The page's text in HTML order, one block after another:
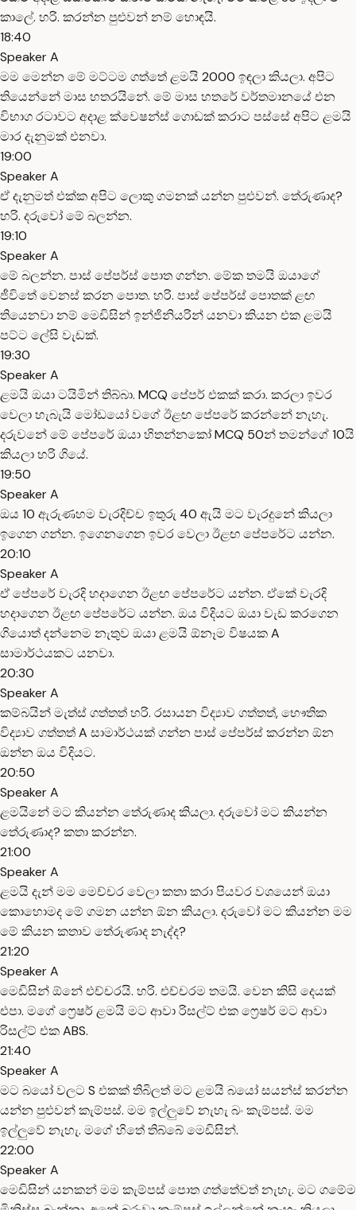
කාලේ. හරි. කරන්න පුළුවන් නම් හොඳයි.
18:40
Speaker A
මම මෙන්න මේ මට්ටම ගත්තේ ළමයි 2000 ඉඳලා කියලා. අපිට
තියෙන්නේ මාස හතරයිනේ. මේ මාස හතරේ වර්තමානයේ එන
විභාග රටාවට අදාළ ක්වෙෂන්ස් ගොඩක් කරාට පස්සේ අපිට ළමයි
මාර දැනුමක් එනවා.
19:00
Speaker A
ඒ දැනුමත් එක්ක අපිට ලොකු ගමනක් යන්න පුළුවන්. තේරුණාද?
හරි. දරුවෝ මේ බලන්න.
19:10
Speaker A
මේ බලන්න. පාස් පේපර්ස් පොත ගන්න. මේක තමයි ඔයාගේ
ජීවිතේ වෙනස් කරන පොත. හරි. පාස් පේපර්ස් පොතක් ළඟ
තියෙනවා නම් මෙඩිසින් ඉන්ජිනියරින් යනවා කියන එක ළමයි
පට්ට ලේසි වැඩක්.
19:30
Speaker A
ළමයි ඔයා ටයිමින් තිබ්බා. MCQ පේපර් එකක් කරා. කරලා ඉවර
වෙලා හැබැයි මෝඩයෝ වගේ ඊළඟ පේපරේ කරන්නේ නැහැ.
දරුවනේ මේ පේපරේ ඔයා හිතන්නකෝ MCQ 50න් තමන්ගේ 10යි
කියලා හරි ගියේ.
19:50
Speaker A
ඔය 10 ඇරුණහම වැරදිච්ච ඉතුරු 40 ඇයි මට වැරදුනේ කියලා
ඉගෙන ගන්න. ඉගෙනගෙන ඉවර වෙලා ඊළඟ පේපරේට යන්න.
20:10
Speaker A
ඒ පේපරේ වැරදි හදාගෙන ඊළඟ පේපරේට යන්න. ඒකේ වැරදි
හදාගෙන ඊළඟ පේපරේට යන්න. ඔය විදියට ඔයා වැඩ කරගෙන
ගියොත් දන්නෙම නැතුව ඔයා ළමයි ඕනෑම විෂයක A
සාමාර්ථයකට යනවා.
20:30
Speaker A
කම්බයින් මැත්ස් ගත්තත් හරි. රසායන විද්‍යාව ගත්තත්, භෞතික
විද්‍යාව ගත්තත් A සාමාර්ථයක් ගන්න පාස් පේපර්ස් කරන්න ඕන
ඔන්න ඔය විදියට.
20:50
Speaker A
ළමයිනේ මට කියන්න තේරුණාද කියලා. දරුවෝ මට කියන්න
තේරුණාද? කතා කරන්න.
21:00
Speaker A
ළමයි දැන් මම මෙච්චර වෙලා කතා කරා පියවර වශයෙන් ඔයා
කොහොමද මේ ගමන යන්න ඕන කියලා. දරුවෝ මට කියන්න මම
මේ කියන කතාව තේරුණාද නැද්ද?
21:20
Speaker A
මෙඩිසින් ඕනේ එච්චරයි. හරි. එච්චරම තමයි. වෙන කිසි දෙයක්
එපා. මගේ ෆ්‍රෙෂර් ළමයි මට ආවා රිසල්ට් එක ෆ්‍රෙෂර් මට ආවා
රිසල්ට් එක ABS.
21:40
Speaker A
මට බයෝ වලට S එකක් තිබිලත් මට ළමයි බයෝ සයන්ස් කරන්න
යන්න පුළුවන් කැම්පස්. මම ඉල්ලුවේ නැහැ බං කැම්පස්. මම
ඉල්ලුවේ නැහැ. මගේ හිතේ තිබ්බේ මෙඩිසින්.
22:00
Speaker A
මෙඩිසින් යනකන් මම කැම්පස් පොත ගත්තේවත් නැහැ. මට ගමේම